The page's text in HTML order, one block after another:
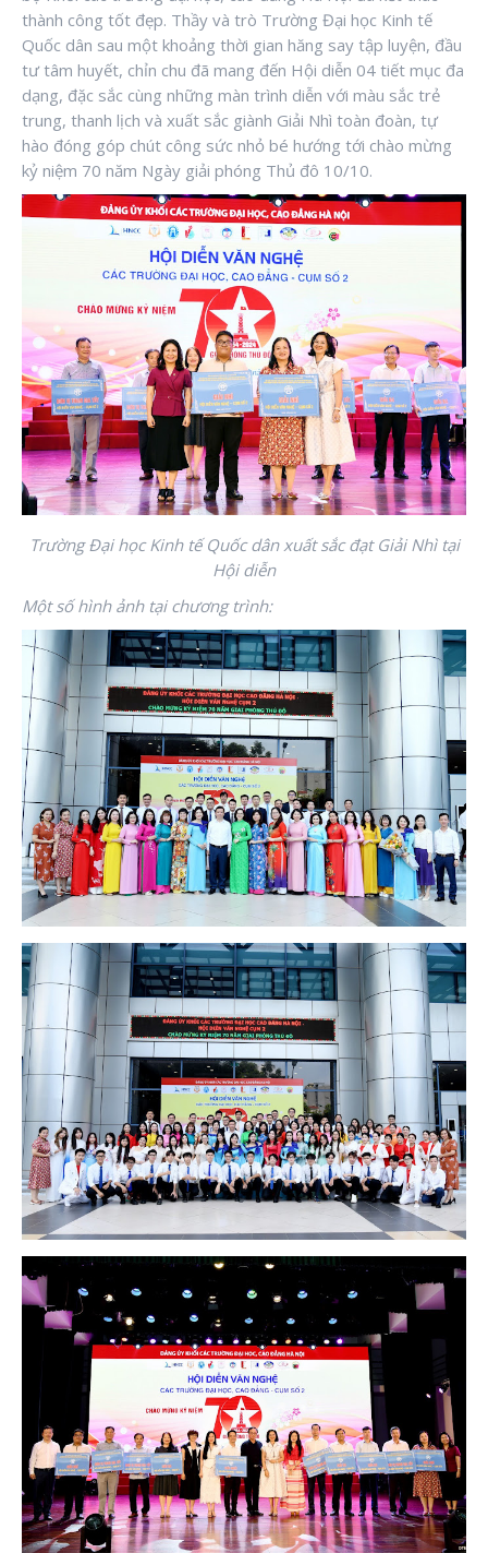
thành công tốt đẹp. Thầy và trò Trường Đại học Kinh tế
Quốc dân sau một khoảng thời gian hăng say tập luyện, đầu
tư tâm huyết, chỉn chu đã mang đến Hội diễn 04 tiết mục đa
dạng, đặc sắc cùng những màn trình diễn với màu sắc trẻ
trung, thanh lịch và xuất sắc giành Giải Nhì toàn đoàn, tự
hào đóng góp chút công sức nhỏ bé hướng tới chào mừng
kỷ niệm 70 năm Ngày giải phóng Thủ đô 10/10.
Trường Đại học Kinh tế Quốc dân xuất sắc đạt Giải Nhì tại
Hội diễn
Một số hình ảnh tại chương trình: